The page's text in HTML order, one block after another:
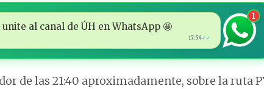
al canal de ÚH en WhatsApp 🤩
17:54✓✓
1
de las 21:40 aproximadamente, sobre la ruta